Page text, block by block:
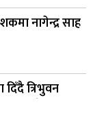
नागेन्द्र साह
त्रिभुवन